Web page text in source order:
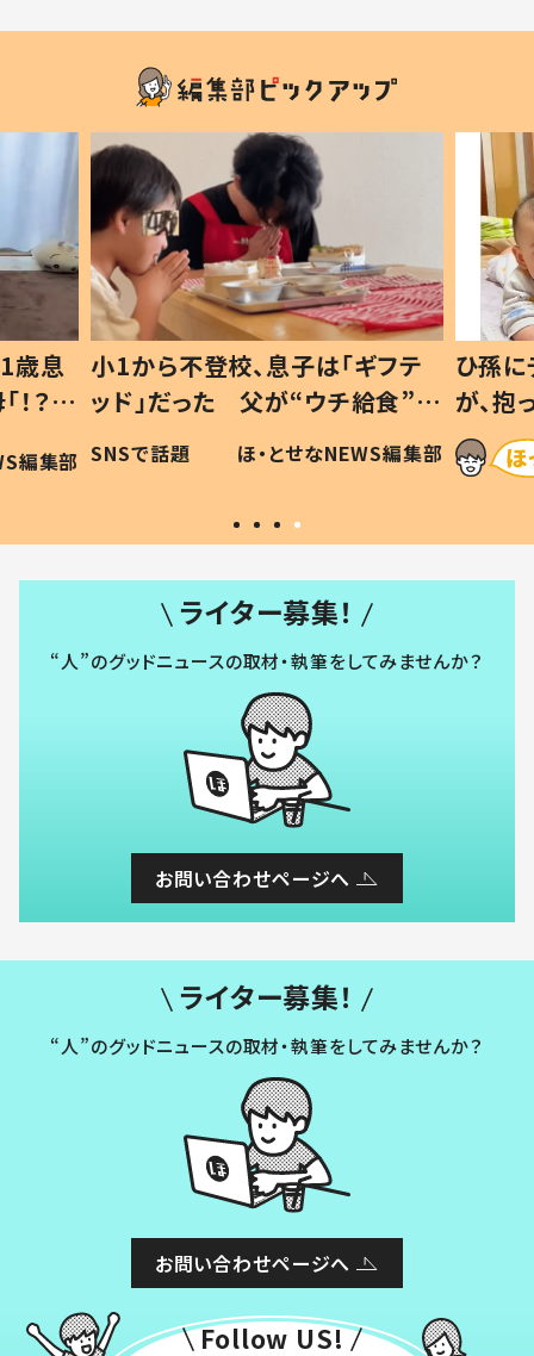
歳息
？」
編集部
小1から不登校、息子は「ギフテ
ッド」だった 父が“ウチ給食”を
作り続ける理由とは #令和の親
#令和の子
SNSで話題 ほ・とせなNEWS編集部
ひ孫
が、
「涙が
い」
ライター募集！
“人”のグッドニュースの取材・執筆をしてみませんか？
お問い合わせページへ
ライター募集！
“人”のグッドニュースの取材・執筆をしてみませんか？
お問い合わせページへ
Follow US!